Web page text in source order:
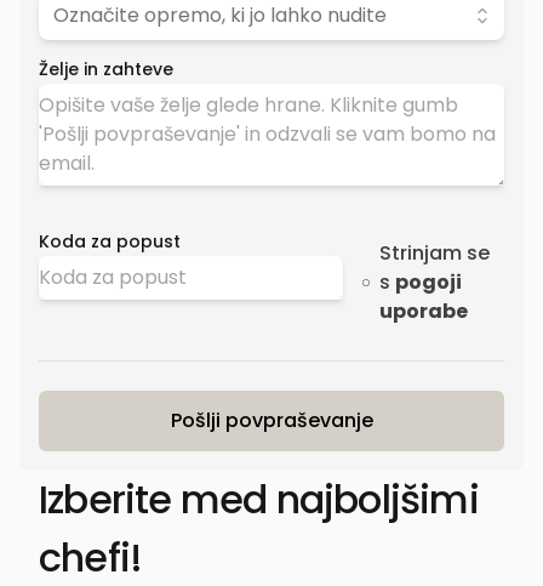
Označite opremo, ki jo lahko nudite
Želje in zahteve
Koda za popust
Strinjam se
s pogoji
uporabe
Pošlji povpraševanje
Izberite med najboljšimi
chefi!